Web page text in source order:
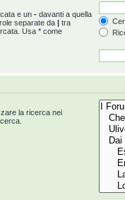
e un - davanti a quella
separate da | tra
Usa * come
la ricerca nei